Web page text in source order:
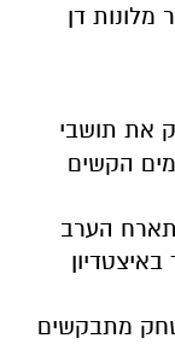
מלונות דן
את תושבי
הקשים
הערב
מתבקשים